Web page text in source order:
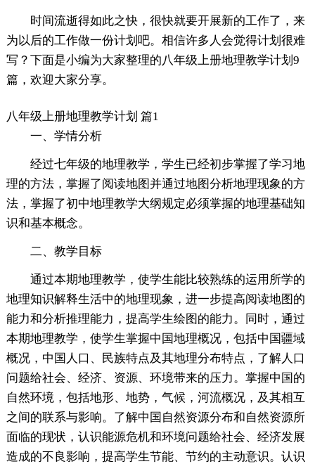
时间流逝得如此之快，很快就要开展新的工作了，来
为以后的工作做一份计划吧。相信许多人会觉得计划很难
写？下面是小编为大家整理的八年级上册地理教学计划9
篇，欢迎大家分享。
八年级上册地理教学计划 篇1
一、学情分析
经过七年级的地理教学，学生已经初步掌握了学习地
理的方法，掌握了阅读地图并通过地图分析地理现象的方
法，掌握了初中地理教学大纲规定必须掌握的地理基础知
识和基本概念。
二、教学目标
通过本期地理教学，使学生能比较熟练的运用所学的
地理知识解释生活中的地理现象，进一步提高阅读地图的
能力和分析推理能力，提高学生绘图的能力。同时，通过
本期地理教学，使学生掌握中国地理概况，包括中国疆域
概况，中国人口、民族特点及其地理分布特点，了解人口
问题给社会、经济、资源、环境带来的压力。掌握中国的
自然环境，包括地形、地势，气候，河流概况，及其相互
之间的联系与影响。了解中国自然资源分布和自然资源所
面临的现状，认识能源危机和环境问题给社会、经济发展
造成的不良影响，提高学生节能、节约的主动意识。认识